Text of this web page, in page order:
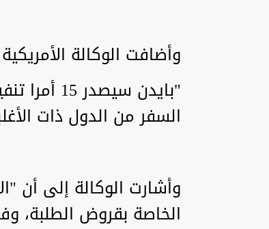
وأضافت الوكالة
"بايدن
السفر من الدول ذات
وأشارت الوكالة إلى أن
الخاصة بقروض الطلبة،